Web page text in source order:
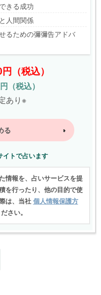
きる成功
人間関係
るための彌彌告アドバ
（税込）
（税込）
あり※
る
イトで占います
情報を、占いサービスを提
を行ったり、他の目的で使
は、当社 個人情報保護方
さい。